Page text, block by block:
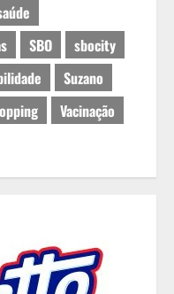
SBO
sbocity
Suzano
Vacinação